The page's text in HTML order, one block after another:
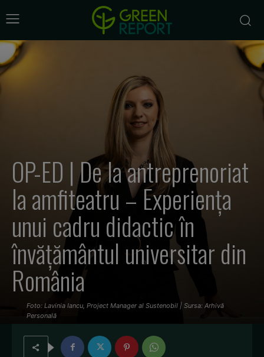
OP-ED | De la antreprenoriat
la amfiteatru – Experiența
unui cadru didactic în
învățământul universitar din
România
Foto: Lavinia Iancu, Project Manager al Sustenobil | Sursa: Arhivă
Personală